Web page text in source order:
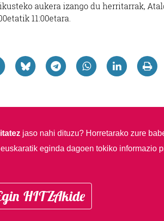
aukera izango du herritarrak,
11:00etara.
jaso nahi dituzu? Horretarako zure
eginda dagoen tokiko informazio
HITZAkide